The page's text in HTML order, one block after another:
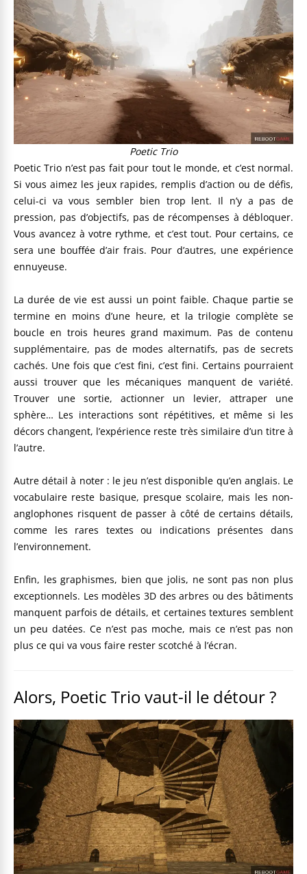
Poetic Trio
Poetic Trio n’est pas fait pour tout le monde, et c’est normal.
Si vous aimez les jeux rapides, remplis d’action ou de défis,
celui-ci va vous sembler bien trop lent. Il n’y a pas de
pression, pas d’objectifs, pas de récompenses à débloquer.
Vous avancez à votre rythme, et c’est tout. Pour certains, ce
sera une bouffée d’air frais. Pour d’autres, une expérience
ennuyeuse.
La durée de vie est aussi un point faible. Chaque partie se
termine en moins d’une heure, et la trilogie complète se
boucle en trois heures grand maximum. Pas de contenu
supplémentaire, pas de modes alternatifs, pas de secrets
cachés. Une fois que c’est fini, c’est fini. Certains pourraient
aussi trouver que les mécaniques manquent de variété.
Trouver une sortie, actionner un levier, attraper une
sphère… Les interactions sont répétitives, et même si les
décors changent, l’expérience reste très similaire d’un titre à
l’autre.
Autre détail à noter : le jeu n’est disponible qu’en anglais. Le
vocabulaire reste basique, presque scolaire, mais les non-
anglophones risquent de passer à côté de certains détails,
comme les rares textes ou indications présentes dans
l’environnement.
Enfin, les graphismes, bien que jolis, ne sont pas non plus
exceptionnels. Les modèles 3D des arbres ou des bâtiments
manquent parfois de détails, et certaines textures semblent
un peu datées. Ce n’est pas moche, mais ce n’est pas non
plus ce qui va vous faire rester scotché à l’écran.
Alors, Poetic Trio vaut-il le détour ?